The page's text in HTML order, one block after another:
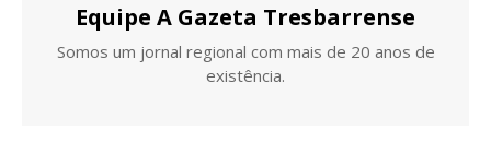
Equipe A Gazeta Tresbarrense
Somos um jornal regional com mais de 20 anos de
existência.